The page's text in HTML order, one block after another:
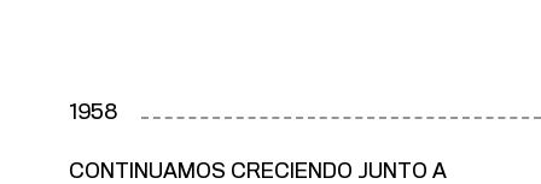
CONTINUAMOS CRECIENDO JUNTO A
1958